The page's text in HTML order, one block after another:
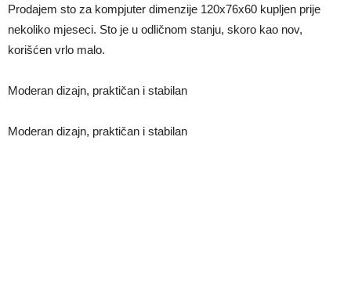
Prodajem sto za kompjuter dimenzije 120x76x60 kupljen prije
nekoliko mjeseci. Sto je u odličnom stanju, skoro kao nov,
korišćen vrlo malo.
Moderan dizajn, praktičan i stabilan
Moderan dizajn, praktičan i stabilan